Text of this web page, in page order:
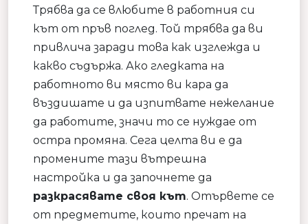
Трябва да се влюбите в работния си
кът от пръв поглед. Той трябва да ви
привлича заради това как изглежда и
какво съдържа. Ако гледката на
работното ви място ви кара да
въздишате и да изпитвате нежелание
да работите, значи то се нуждае от
остра промяна. Сега целта ви е да
промените тази вътрешна
настройка и да започнете да
разкрасявате своя кът. Отървете се
от предметите, които пречат на